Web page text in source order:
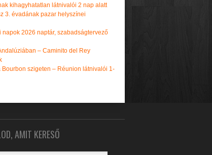
kihagyhatatlan látnivalói 2 nap alatt
3. évadának pazar helyszínei
napok 2026 naptár, szabadságtervező
– Caminito del Rey
Bourbon szigeten – Réunion látnivalói 1-
AMIT KERESŐ